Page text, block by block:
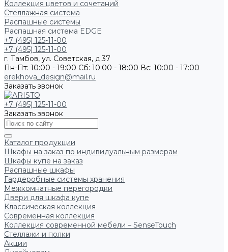
Коллекция цветов и сочетаний
Стеллажная система
Распашные системы
Распашная система EDGE
+7 (495) 125-11-00
+7 (495) 125-11-00
г. Тамбов, ул. Советская, д.37
Пн-Пт: 10:00 - 19:00 Сб: 10:00 - 18:00 Вс: 10:00 - 17:00
erekhova_design@mail.ru
Заказать звонок
+7 (495) 125-11-00
Заказать звонок
Каталог продукции
Шкафы на заказ по индивидуальным размерам
Шкафы купе на заказ
Распашные шкафы
Гардеробные системы хранения
Межкомнатные перегородки
Двери для шкафа купе
Классическая коллекция
Современная коллекция
Коллекция современной мебели – SenseTouch
Стеллажи и полки
Акции